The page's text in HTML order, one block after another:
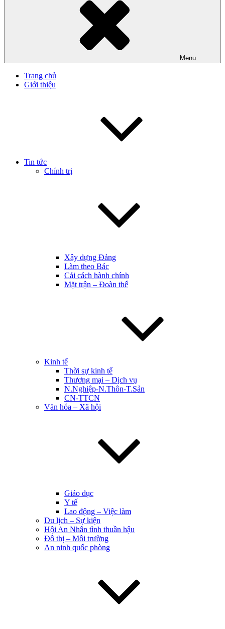
Menu
Trang chủ
Giới thiệu
Tin tức
Chính trị
Xây dựng Đảng
Làm theo Bác
Cải cách hành chính
Mặt trận – Đoàn thể
Kinh tế
Thời sự kinh tế
Thương mại – Dịch vụ
N.Nghiệp-N.Thôn-T.Sản
CN-TTCN
Văn hóa – Xã hội
Giáo dục
Y tế
Lao động – Việc làm
Du lịch – Sự kiện
Hội An Nhân tình thuần hậu
Đô thị – Môi trường
An ninh quốc phòng